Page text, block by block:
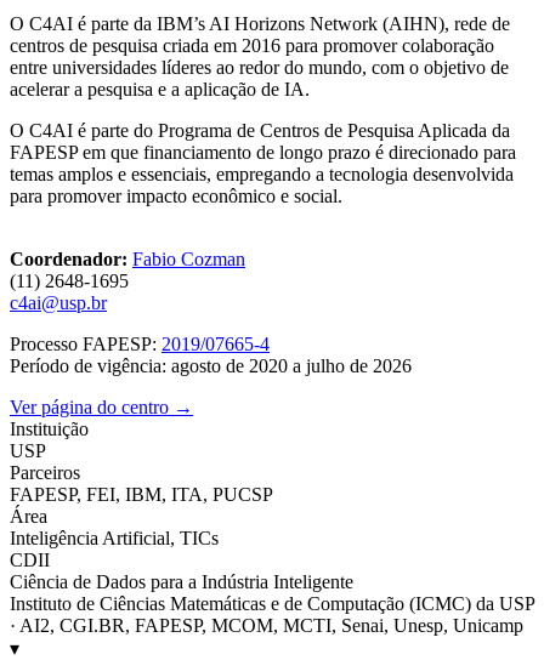
O C4AI é parte da IBM’s AI Horizons Network (AIHN), rede de
centros de pesquisa criada em 2016 para promover colaboração
entre universidades líderes ao redor do mundo, com o objetivo de
acelerar a pesquisa e a aplicação de IA.
O C4AI é parte do Programa de Centros de Pesquisa Aplicada da
FAPESP em que financiamento de longo prazo é direcionado para
temas amplos e essenciais, empregando a tecnologia desenvolvida
para promover impacto econômico e social.
Coordenador: Fabio Cozman
(11) 2648-1695
c4ai@usp.br
Processo FAPESP: 2019/07665-4
Período de vigência: agosto de 2020 a julho de 2026
Ver página do centro →
Instituição
USP
Parceiros
FAPESP, FEI, IBM, ITA, PUCSP
Área
Inteligência Artificial, TICs
CDII
Ciência de Dados para a Indústria Inteligente
Instituto de Ciências Matemáticas e de Computação (ICMC) da USP
· AI2, CGI.BR, FAPESP, MCOM, MCTI, Senai, Unesp, Unicamp
▾